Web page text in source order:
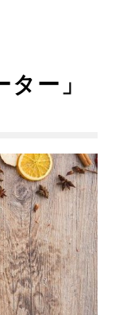
ター」